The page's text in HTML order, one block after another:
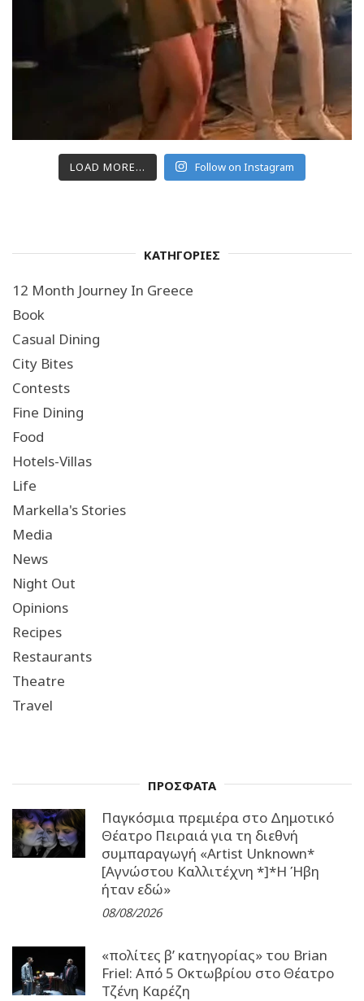
LOAD MORE... Follow on Instagram
ΚΑΤΗΓΟΡΙΕΣ
12 Month Journey In Greece
Book
Casual Dining
City Bites
Contests
Fine Dining
Food
Hotels-Villas
Life
Markella's Stories
Media
News
Night Out
Opinions
Recipes
Restaurants
Theatre
Travel
ΠΡΟΣΦΑΤΑ
Παγκόσμια πρεμιέρα στο Δημοτικό
Θέατρο Πειραιά για τη διεθνή
συμπαραγωγή «Artist Unknown*
[Αγνώστου Καλλιτέχνη *]*Η Ήβη
ήταν εδώ»
08/08/2026
«πολίτες β’ κατηγορίας» του Brian
Friel: Από 5 Οκτωβρίου στο Θέατρο
Τζένη Καρέζη